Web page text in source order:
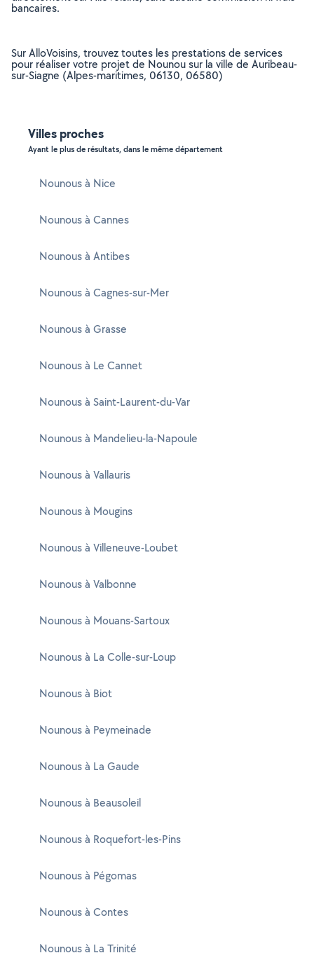
bancaires.
Sur AlloVoisins, trouvez toutes les prestations de services
pour réaliser votre projet de Nounou sur la ville de Auribeau-
sur-Siagne (Alpes-maritimes, 06130, 06580)
Villes proches
Ayant le plus de résultats, dans le même département
Nounous à Nice
Nounous à Cannes
Nounous à Antibes
Nounous à Cagnes-sur-Mer
Nounous à Grasse
Nounous à Le Cannet
Nounous à Saint-Laurent-du-Var
Nounous à Mandelieu-la-Napoule
Nounous à Vallauris
Nounous à Mougins
Nounous à Villeneuve-Loubet
Nounous à Valbonne
Nounous à Mouans-Sartoux
Nounous à La Colle-sur-Loup
Nounous à Biot
Nounous à Peymeinade
Nounous à La Gaude
Nounous à Beausoleil
Nounous à Roquefort-les-Pins
Nounous à Pégomas
Nounous à Contes
Nounous à La Trinité